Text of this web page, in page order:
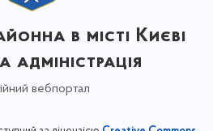
в місті Києві
адміністрація
вебпортал